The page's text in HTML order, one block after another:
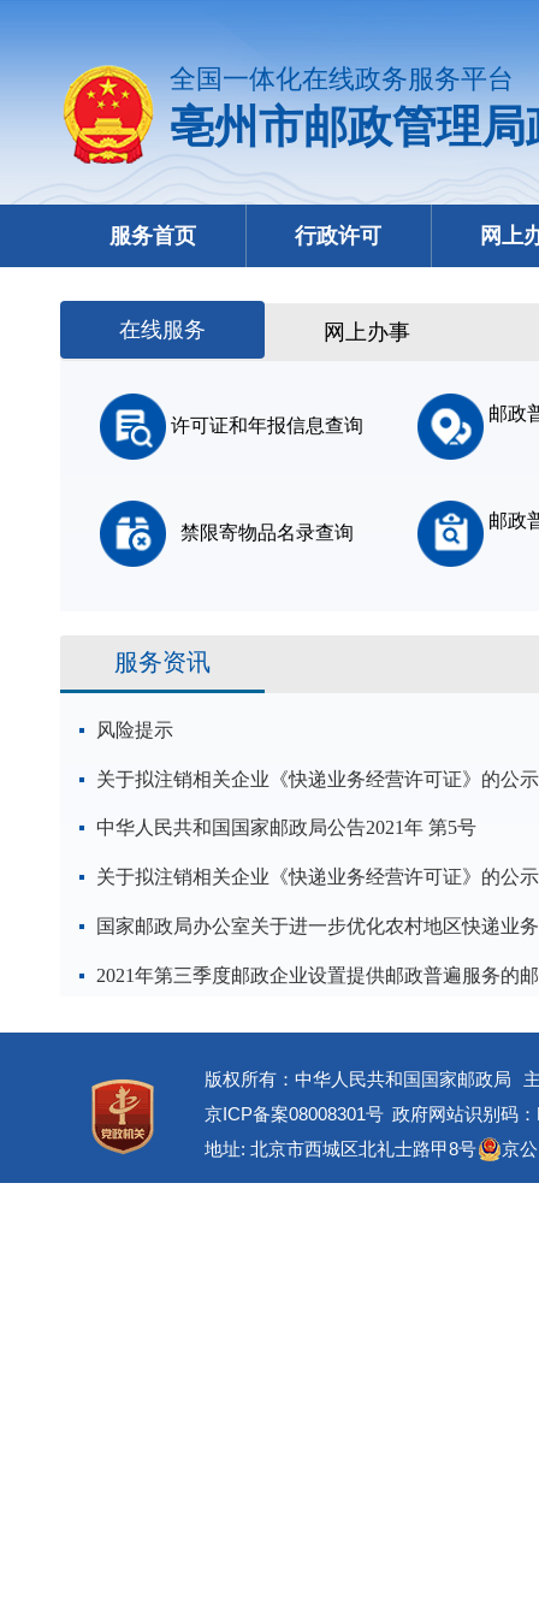
全国一体化在线政务服务平台
亳州市邮政管理
服务首页 行政许可 网上
在线服务 网上办事
许可证和年报信息查询
邮政
禁限寄物品名录查询
邮政
服务资讯
风险提示
关于拟注销相关企业《快递业务经营许可证》的公示
中华人民共和国国家邮政局公告2021年 第5号
关于拟注销相关企业《快递业务经营许可证》的公示
版权所有：中华人民共和国国家邮政局
京ICP备案08008301号 政府网站识别码
地址: 北京市西城区北礼士路甲8号
京